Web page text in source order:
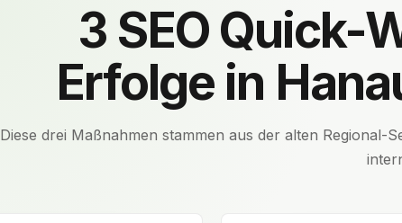
3 SEO Quick-
Erfolge in
Diese drei Maßnahmen stammen aus der alten Regional-